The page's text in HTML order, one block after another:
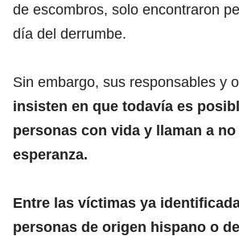
de escombros, solo encontraron
día del derrumbe.
Sin embargo, sus responsables y
insisten en que todavía es
personas con vida y llaman a
esperanza.
Entre las víctimas ya
personas de origen hispano o